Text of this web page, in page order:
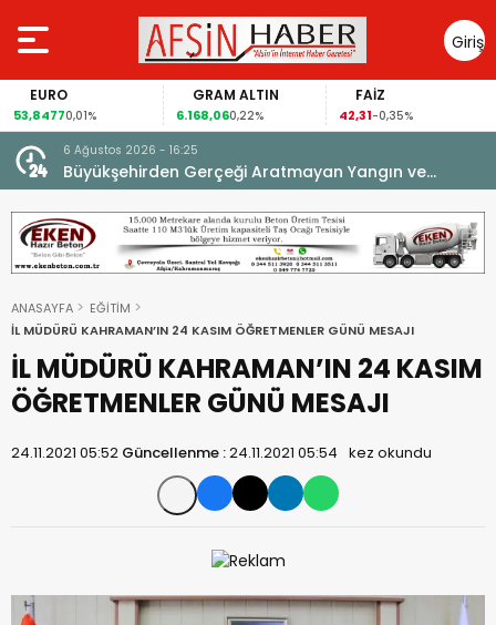
Giriş
Yap
GRAM ALTIN
0,22% 42,31 -0,35%
6 Ağustos 2026 - 16:25
Büyükşehirden Gerçeği Aratmayan Yangın ve
Kurtarma Tatbikatı.
ANASAYFA
EĞİTİM
İL MÜDÜRÜ KAHRAMAN’IN 24 KASIM ÖĞRETMENLER GÜNÜ MESAJI
İL MÜDÜRÜ KAHRAMAN’IN 24 KASIM
ÖĞRETMENLER GÜNÜ MESAJI
24.11.2021 05:52 Güncellenme :24.11.2021 05:54 kez okundu